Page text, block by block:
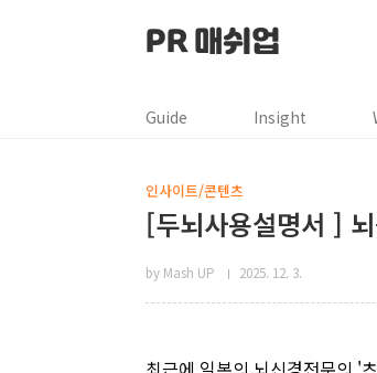
PR 매쉬업
Guide Insight
인사이트/콘텐츠
[두뇌사용설명서 ]
by Mash UP 2025. 12. 3.